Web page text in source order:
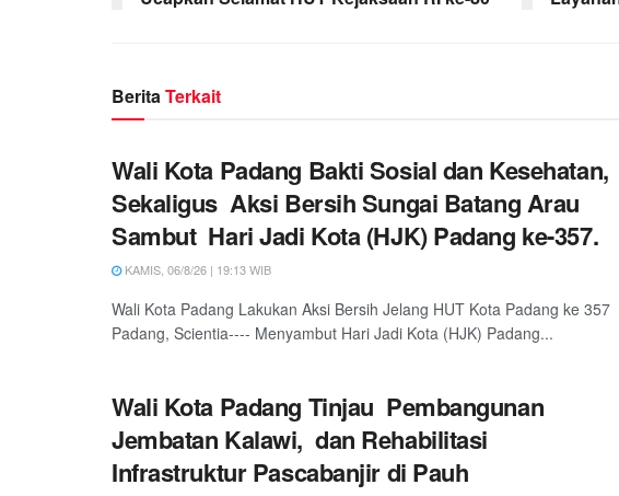
BeritaTerkait
Wali Kota Padang Bakti Sosial dan Kesehatan,
Sekaligus Aksi Bersih Sungai Batang Arau
Sambut Hari Jadi Kota (HJK) Padang ke-357.
KAMIS, 06/8/26 | 19:13 WIB
Wali Kota Padang Lakukan Aksi Bersih Jelang HUT Kota Padang ke 357
Padang, Scientia---- Menyambut Hari Jadi Kota (HJK) Padang...
Wali Kota Padang Tinjau Pembangunan
Jembatan Kalawi, dan Rehabilitasi
Infrastruktur Pascabanjir di Pauh